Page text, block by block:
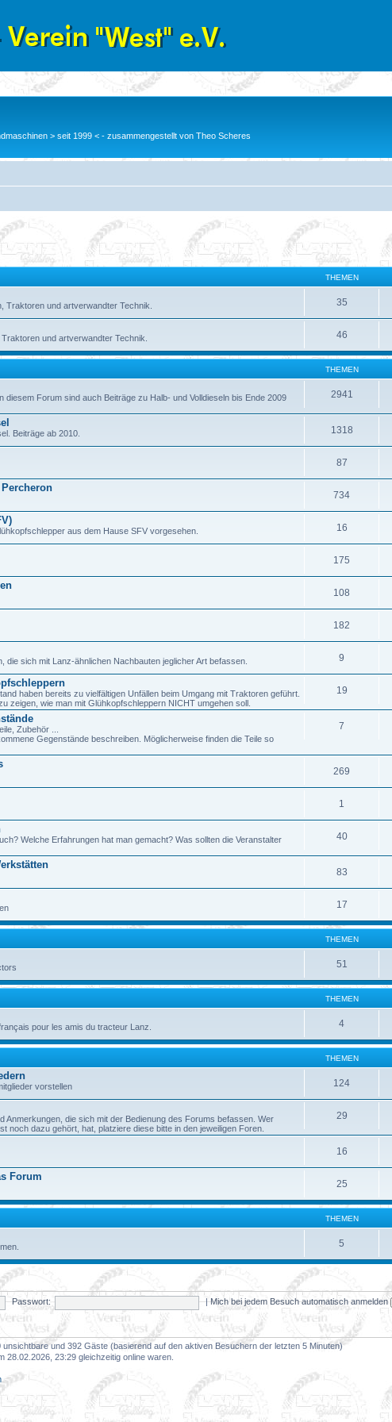
> seit 1999 < - zusammengestellt von Theo Scheres
THEMEN
Traktoren und artverwandter Technik. 35
und artverwandter Technik. 46
THEMEN
diesem Forum sind auch Beiträge zu Halb- und Volldieseln bis Ende 2009
2941
Beiträge ab 2010. 1318
87
734
aus dem Hause SFV vorgesehen. 16
175
108
182
die sich mit Lanz-ähnlichen Nachbauten jeglicher Art befassen. 9
haben bereits zu vielfältigen Unfällen beim Umgang mit Traktoren geführt.
zeigen, wie man mit Glühkopfschleppern NICHT umgehen soll.
19
Zubehör ...
Gegenstände beschreiben. Möglicherweise finden die Teile so
7
269
1
Welche Erfahrungen hat man gemacht? Was sollten die Veranstalter
40
83
17
THEMEN
51
THEMEN
pour les amis du tracteur Lanz. 4
THEMEN
vorstellen 124
Anmerkungen, die sich mit der Bedienung des Forums befassen. Wer
noch dazu gehört, hat, platziere diese bitte in den jeweiligen Foren.
29
16
Forum
25
THEMEN
5
Passwort: |Mich bei jedem Besuch automatisch anmelden
und 392 Gäste (basierend auf den aktiven Besuchern der letzten 5 Minuten)
28.02.2026, 23:29 gleichzeitig online waren.